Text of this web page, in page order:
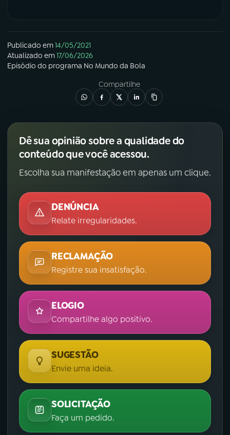
Publicado em14/05/2021
Atualizado em17/06/2026
Episódio do programa No Mundo da Bola
Compartilhe
Dê sua opinião sobre a qualidade do
conteúdo que você acessou.
Escolha sua manifestação em apenas um clique.
DENÚNCIA
Relate irregularidades.
RECLAMAÇÃO
Registre sua insatisfação.
ELOGIO
Compartilhe algo positivo.
SUGESTÃO
Envie uma ideia.
SOLICITAÇÃO
Faça um pedido.